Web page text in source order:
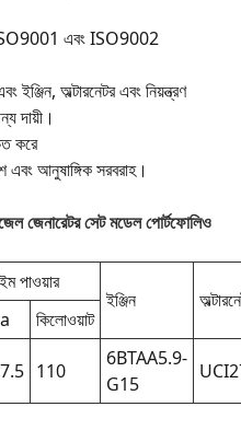
ISO9001 এবং ISO9002
ইঞ্জিন, অল্টারনেটর এবং নিয়ন্ত্রণ
দায়ী।
করে
এবং আনুষাঙ্গিক সরবরাহ।
জেনারেটর সেট মডেল পোর্টফোলিও
পাওয়ার
ইঞ্জিন
কিলোওয়াট
110
6BTAA5.9-
G15